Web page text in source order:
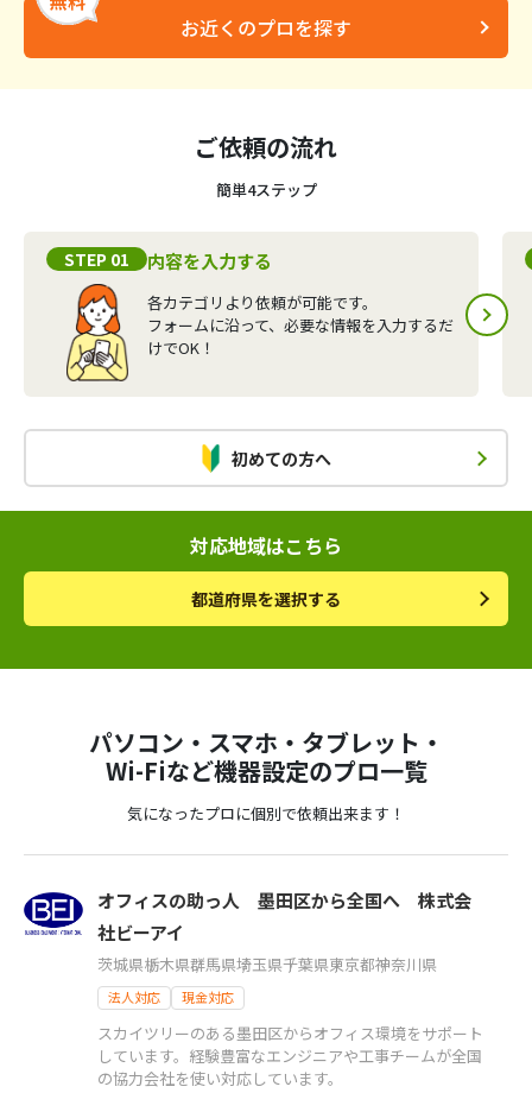
お近くのプロを探す
ご依頼の流れ
簡単4ステップ
STEP 01 内容を入力する
各カテゴリより依頼が可能です。
フォームに沿って、必要な情報を入力するだ
けでOK！
初めての方へ
対応地域はこちら
都道府県を選択する
パソコン・スマホ・タブレット・
Wi-Fiなど機器設定のプロ一覧
気になったプロに個別で依頼出来ます！
オフィスの助っ人 墨田区から全国へ 株式会
社ビーアイ
茨城県栃木県群馬県埼玉県千葉県東京都神奈川県
法人対応 現金対応
スカイツリーのある墨田区からオフィス環境をサポート
しています。経験豊富なエンジニアや工事チームが全国
の協力会社を使い対応しています。